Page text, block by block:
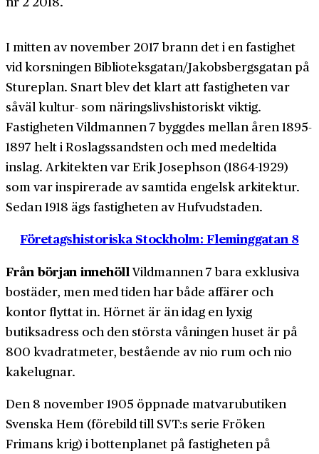
I mitten av november 2017 brann det i en fastighet
vid korsningen Biblioteksgatan/Jakobsbergsgatan på
Stureplan. Snart blev det klart att fastigheten var
såväl kultur- som näringslivshistoriskt viktig.
Fastigheten Vildmannen 7 byggdes mellan åren 1895-
1897 helt i Roslagssandsten och med medeltida
inslag. Arkitekten var Erik Josephson (1864-1929)
som var inspirerade av samtida engelsk arkitektur.
Sedan 1918 ägs fastigheten av Hufvudstaden.
Företagshistoriska Stockholm: Fleminggatan 8
Från början innehöllVildmannen 7 bara exklusiva
bostäder, men med tiden har både affärer och
kontor flyttat in. Hörnet är än idag en lyxig
butiksadress och den största våningen huset är på
800 kvadratmeter, bestående av nio rum och nio
kakelugnar.
Den 8 november 1905 öppnade matvarubutiken
Svenska Hem (förebild till SVT:s serie Fröken
Frimans krig) i bottenplanet på fastigheten på